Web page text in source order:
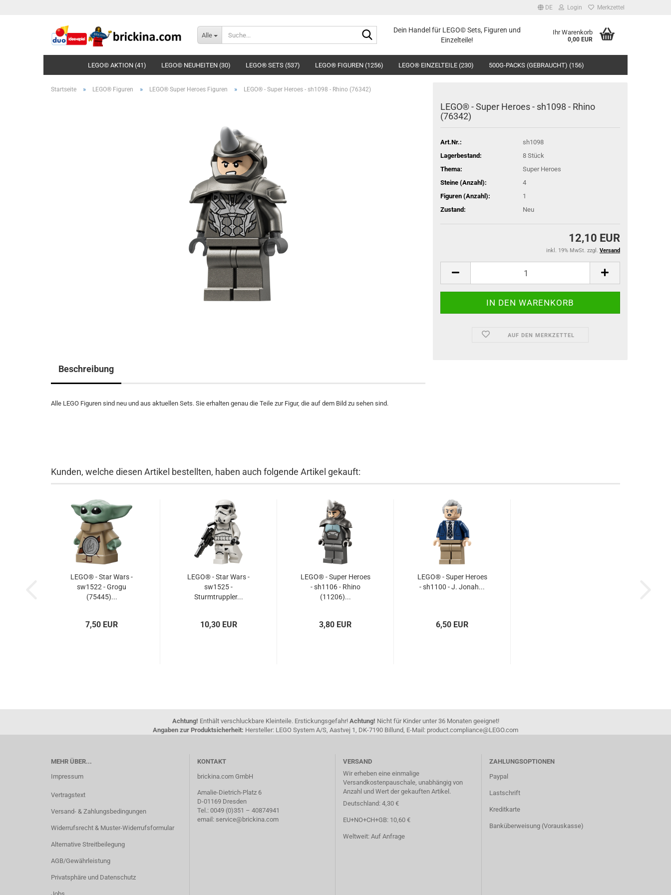
DE Login Merkzettel
Alle
Suche...Dein Handel für LEGO© Sets, Figuren und
Einzelteile!
Ihr Warenkorb
0,00 EUR
LEGO© AKTION (41) LEGO© NEUHEITEN (30) LEGO® SETS (537) LEGO® FIGUREN (1256) LEGO® EINZELTEILE (230) 500G-PACKS (GEBRAUCHT) (156)
Startseite » LEGO® Figuren » LEGO® Super Heroes Figuren » LEGO® - Super Heroes - sh1098 - Rhino (76342)
LEGO® - Super Heroes - sh1098 - Rhino
(76342)
Art.Nr.:
sh1098
Lagerbestand:
8 Stück
Thema:
Super Heroes
Steine (Anzahl):
4
Figuren (Anzahl):
1
Zustand:
Neu
12,10 EUR
inkl. 19% MwSt. zzgl. Versand
AUF DEN MERKZETTEL
Beschreibung
Alle LEGO Figuren sind neu und aus aktuellen Sets. Sie erhalten genau die Teile zur Figur, die auf dem Bild zu sehen sind.
Kunden, welche diesen Artikel bestellten, haben auch folgende Artikel gekauft:
LEGO® - Star Wars -
sw1522 - Grogu
(75445)...
7,50 EUR
LEGO® - Star Wars -
sw1525 -
Sturmtruppler...
10,30 EUR
LEGO® - Super Heroes
- sh1106 - Rhino
(11206)...
3,80 EUR
LEGO® - Super Heroes
- sh1100 - J. Jonah...
6,50 EUR
Achtung! Enthält verschluckbare Kleinteile. Erstickungsgefahr! Achtung! Nicht für Kinder unter 36 Monaten geeignet!
Angaben zur Produktsicherheit: Hersteller: LEGO System A/S, Aastvej 1, DK-7190 Billund, E-Mail: product.compliance@LEGO.com
MEHR ÜBER...
Impressum
Vertragstext
Versand- & Zahlungsbedingungen
Widerrufsrecht & Muster-Widerrufsformular
Alternative Streitbeilegung
AGB/Gewährleistung
Privatsphäre und Datenschutz
KONTAKT
brickina.com GmbH
Amalie-Dietrich-Platz 6
D-01169 Dresden
Tel.: 0049 (0)351 – 40874941
email: service@brickina.com
VERSAND
Wir erheben eine einmalige
Versandkostenpauschale, unabhängig von
Anzahl und Wert der gekauften Artikel.
Deutschland: 4,30 €
EU+NO+CH+GB: 10,60 €
Weltweit: Auf Anfrage
ZAHLUNGSOPTIONEN
Paypal
Lastschrift
Kreditkarte
Banküberweisung (Vorauskasse)